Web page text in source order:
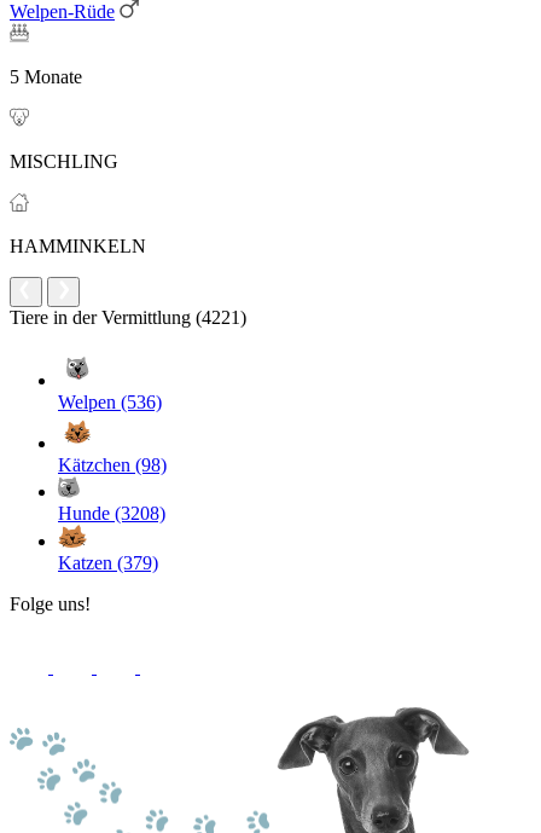
Welpen-Rüde
5 Monate
MISCHLING
HAMMINKELN
Tiere in der Vermittlung (4221)
Welpen (536)
Kätzchen (98)
Hunde (3208)
Katzen (379)
Folge uns!